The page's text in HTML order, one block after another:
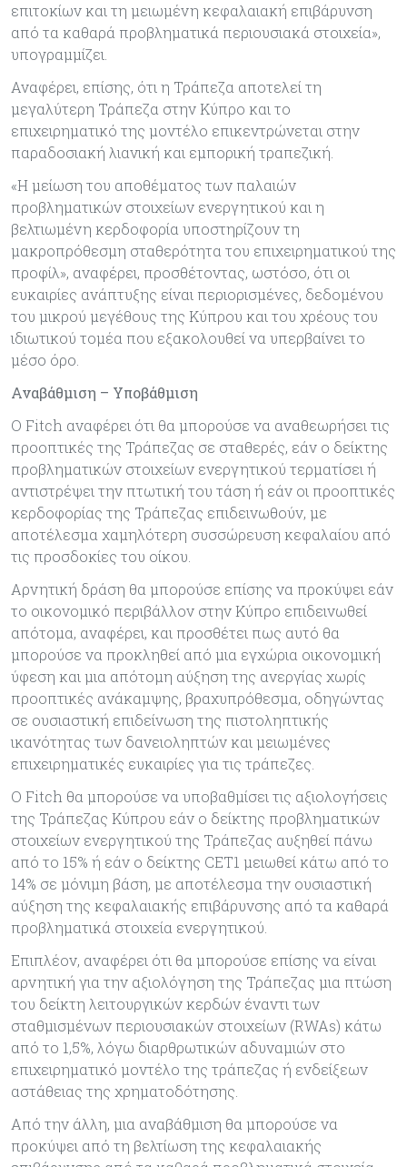
επιτοκίων και τη μειωμένη κεφαλαιακή επιβάρυνση
από τα καθαρά προβληματικά περιουσιακά στοιχεία»,
υπογραμμίζει.
Αναφέρει, επίσης, ότι η Τράπεζα αποτελεί τη
μεγαλύτερη Τράπεζα στην Κύπρο και το
επιχειρηματικό της μοντέλο επικεντρώνεται στην
παραδοσιακή λιανική και εμπορική τραπεζική.
«Η μείωση του αποθέματος των παλαιών
προβληματικών στοιχείων ενεργητικού και η
βελτιωμένη κερδοφορία υποστηρίζουν τη
μακροπρόθεσμη σταθερότητα του επιχειρηματικού της
προφίλ», αναφέρει, προσθέτοντας, ωστόσο, ότι οι
ευκαιρίες ανάπτυξης είναι περιορισμένες, δεδομένου
του μικρού μεγέθους της Κύπρου και του χρέους του
ιδιωτικού τομέα που εξακολουθεί να υπερβαίνει το
μέσο όρο.
Αναβάθμιση – Υποβάθμιση
Ο Fitch αναφέρει ότι θα μπορούσε να αναθεωρήσει τις
προοπτικές της Τράπεζας σε σταθερές, εάν ο δείκτης
προβληματικών στοιχείων ενεργητικού τερματίσει ή
αντιστρέψει την πτωτική του τάση ή εάν οι προοπτικές
κερδοφορίας της Τράπεζας επιδεινωθούν, με
αποτέλεσμα χαμηλότερη συσσώρευση κεφαλαίου από
τις προσδοκίες του οίκου.
Αρνητική δράση θα μπορούσε επίσης να προκύψει εάν
το οικονομικό περιβάλλον στην Κύπρο επιδεινωθεί
απότομα, αναφέρει, και προσθέτει πως αυτό θα
μπορούσε να προκληθεί από μια εγχώρια οικονομική
ύφεση και μια απότομη αύξηση της ανεργίας χωρίς
προοπτικές ανάκαμψης, βραχυπρόθεσμα, οδηγώντας
σε ουσιαστική επιδείνωση της πιστοληπτικής
ικανότητας των δανειοληπτών και μειωμένες
επιχειρηματικές ευκαιρίες για τις τράπεζες.
Ο Fitch θα μπορούσε να υποβαθμίσει τις αξιολογήσεις
της Τράπεζας Κύπρου εάν ο δείκτης προβληματικών
στοιχείων ενεργητικού της Τράπεζας αυξηθεί πάνω
από το 15% ή εάν ο δείκτης CET1 μειωθεί κάτω από το
14% σε μόνιμη βάση, με αποτέλεσμα την ουσιαστική
αύξηση της κεφαλαιακής επιβάρυνσης από τα καθαρά
προβληματικά στοιχεία ενεργητικού.
Επιπλέον, αναφέρει ότι θα μπορούσε επίσης να είναι
αρνητική για την αξιολόγηση της Τράπεζας μια πτώση
του δείκτη λειτουργικών κερδών έναντι των
σταθμισμένων περιουσιακών στοιχείων (RWAs) κάτω
από το 1,5%, λόγω διαρθρωτικών αδυναμιών στο
επιχειρηματικό μοντέλο της τράπεζας ή ενδείξεων
αστάθειας της χρηματοδότησης.
Από την άλλη, μια αναβάθμιση θα μπορούσε να
προκύψει από τη βελτίωση της κεφαλαιακής